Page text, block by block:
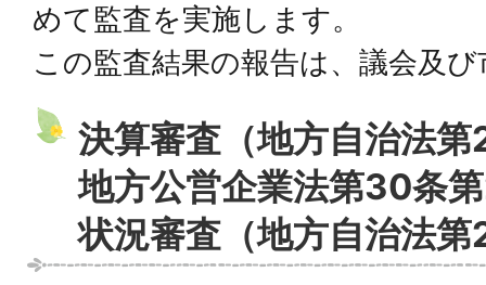
めて監査を実施します。
この監査結果の報告は、議会及
決算審査（地方自治法
地方公営企業法第30条
状況審査（地方自治法